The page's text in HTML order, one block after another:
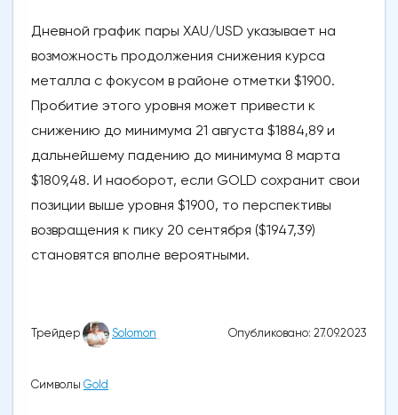
Дневной график пары XAU/USD указывает на
возможность продолжения снижения курса
металла с фокусом в районе отметки $1900.
Пробитие этого уровня может привести к
снижению до минимума 21 августа $1884,89 и
дальнейшему падению до минимума 8 марта
$1809,48. И наоборот, если GOLD сохранит свои
позиции выше уровня $1900, то перспективы
возвращения к пику 20 сентября ($1947,39)
становятся вполне вероятными.
Трейдер Solomon Опубликовано: 27.09.2023
Символы Gold